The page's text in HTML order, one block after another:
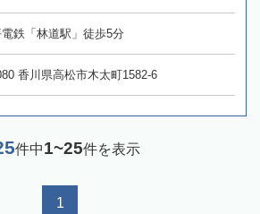
鉄「林道駅」徒歩5分
香川県高松市木太町1582-6
件中1~25件を表示
1